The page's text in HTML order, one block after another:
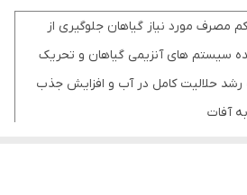
مصرف مورد نیاز گیاهان جلوگیری از
سیستم های آنزیمی گیاهان و تحریک
حلالیت کامل در آب و افزایش جذب
آفات